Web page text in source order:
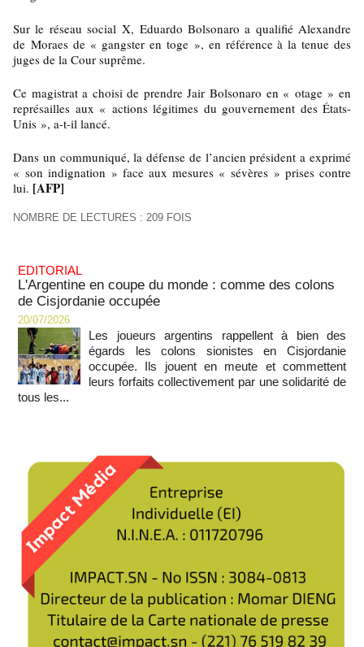
Sur le réseau social X, Eduardo Bolsonaro a qualifié Alexandre
de Moraes de « gangster en toge », en référence à la tenue des
juges de la Cour suprême.
Ce magistrat a choisi de prendre Jair Bolsonaro en « otage » en
représailles aux « actions légitimes du gouvernement des États-
Unis », a-t-il lancé.
Dans un communiqué, la défense de l’ancien président a exprimé
« son indignation » face aux mesures « sévères » prises contre
lui. [AFP]
NOMBRE DE LECTURES : 209 FOIS
EDITORIAL
L'Argentine en coupe du monde : comme des colons
de Cisjordanie occupée
20/07/2026
Les joueurs argentins rappellent à bien des
égards les colons sionistes en Cisjordanie
occupée. Ils jouent en meute et commettent
leurs forfaits collectivement par une solidarité de
tous les...